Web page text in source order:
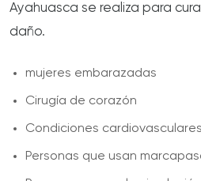
Ayahuasca se realiza para
daño.
mujeres embarazadas
Cirugía de corazón
Condiciones
Personas que usan